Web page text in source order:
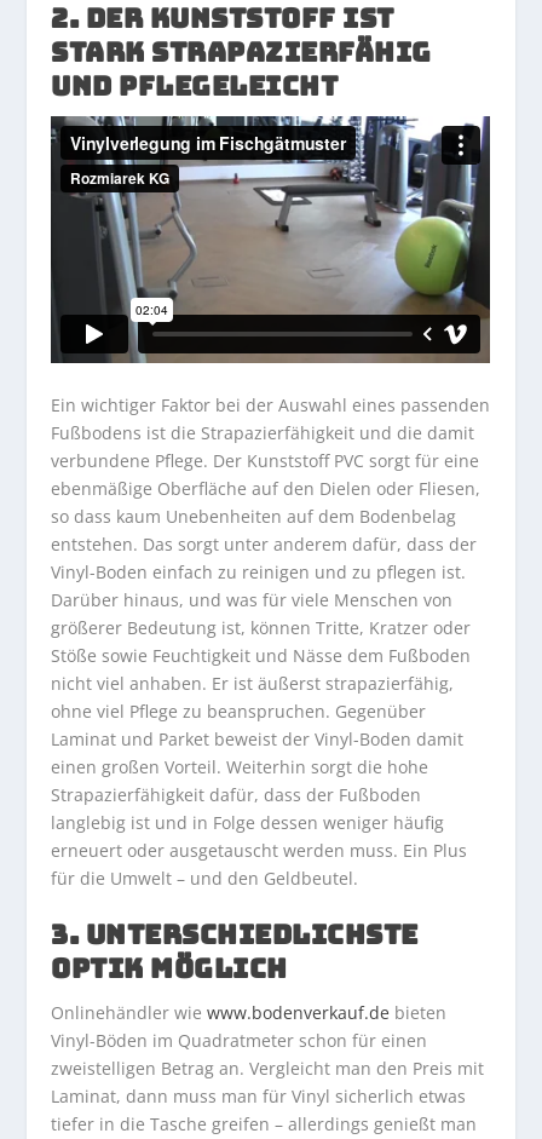
2. DER KUNSTSTOFF IST
STARK STRAPAZIERFÄHIG
UND PFLEGELEICHT
Ein wichtiger Faktor bei der Auswahl eines passenden
Fußbodens ist die Strapazierfähigkeit und die damit
verbundene Pflege. Der Kunststoff PVC sorgt für eine
ebenmäßige Oberfläche auf den Dielen oder Fliesen,
so dass kaum Unebenheiten auf dem Bodenbelag
entstehen. Das sorgt unter anderem dafür, dass der
Vinyl-Boden einfach zu reinigen und zu pflegen ist.
Darüber hinaus, und was für viele Menschen von
größerer Bedeutung ist, können Tritte, Kratzer oder
Stöße sowie Feuchtigkeit und Nässe dem Fußboden
nicht viel anhaben. Er ist äußerst strapazierfähig,
ohne viel Pflege zu beanspruchen. Gegenüber
Laminat und Parket beweist der Vinyl-Boden damit
einen großen Vorteil. Weiterhin sorgt die hohe
Strapazierfähigkeit dafür, dass der Fußboden
langlebig ist und in Folge dessen weniger häufig
erneuert oder ausgetauscht werden muss. Ein Plus
für die Umwelt – und den Geldbeutel.
3. UNTERSCHIEDLICHSTE
OPTIK MÖGLICH
Onlinehändler wiewww.bodenverkauf.de bieten
Vinyl-Böden im Quadratmeter schon für einen
zweistelligen Betrag an. Vergleicht man den Preis mit
Laminat, dann muss man für Vinyl sicherlich etwas
tiefer in die Tasche greifen – allerdings genießt man